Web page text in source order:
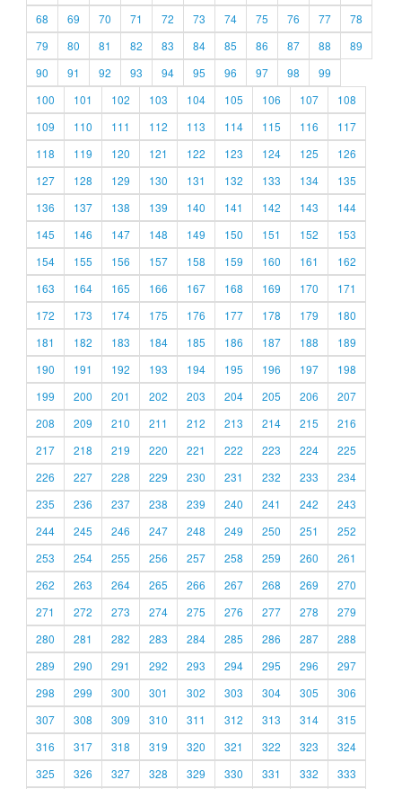
68
69 70 71 72 73 74 75 76 77
78
79
80 81 82 83 84 85 86 87 88
89
90
91 92 93 94 95 96 97 98
99
100
101 102 103 104 105 106 107
108
109
110 111 112 113 114 115 116
117
118
119 120 121 122 123 124 125
126
127
128 129 130 131 132 133 134
135
136
137 138 139 140 141 142 143
144
145
146 147 148 149 150 151 152
153
154
155 156 157 158 159 160 161
162
163
164 165 166 167 168 169 170
171
172
173 174 175 176 177 178 179
180
181
182 183 184 185 186 187 188
189
190
191 192 193 194 195 196 197
198
199
200 201 202 203 204 205 206
207
208
209 210 211 212 213 214 215
216
217
218 219 220 221 222 223 224
225
226
227 228 229 230 231 232 233
234
235
236 237 238 239 240 241 242
243
244
245 246 247 248 249 250 251
252
253
254 255 256 257 258 259 260
261
262
263 264 265 266 267 268 269
270
271
272 273 274 275 276 277 278
279
280
281 282 283 284 285 286 287
288
289
290 291 292 293 294 295 296
297
298
299 300 301 302 303 304 305
306
307
308 309 310 311 312 313 314
315
316
317 318 319 320 321 322 323
324
325
326 327 328 329 330 331 332 333